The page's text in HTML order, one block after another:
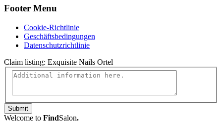
Footer Menu
Cookie-Richtlinie
Geschäftsbedingungen
Datenschutzrichtlinie
Claim listing: Exquisite Nails Ortel
Submit
Welcome to FindSalon.